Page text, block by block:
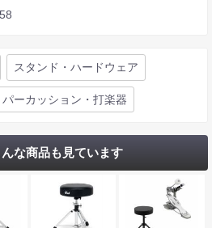
スタンド・ハードウェア
パーカッション・打楽器
な商品も見ています